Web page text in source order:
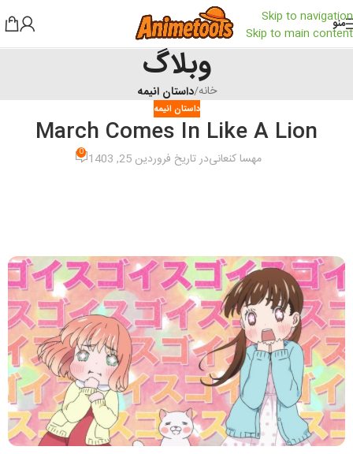
Skip to navigation
Skip to main content
منو
وبلاگ
خانه/داستان انیمه
داستان انیمه
March Comes In Like A Lion
مهسا کنعانیدر تاریخ فروردین 25, 1403 0